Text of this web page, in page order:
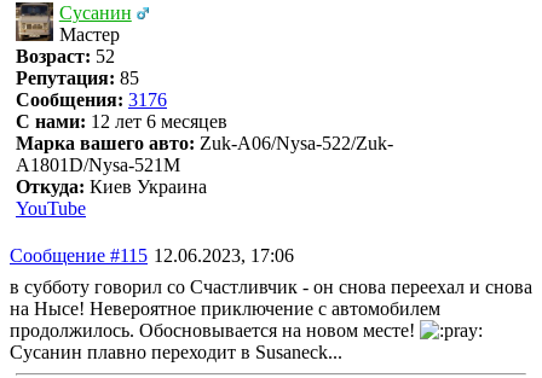
Сусанин
Мастер
Возраст: 52
Репутация: 85
Сообщения: 3176
С нами: 12 лет 6 месяцев
Марка вашего авто: Zuk-A06/Nysa-522/Zuk-
A1801D/Nysa-521M
Откуда: Киев Украина
YouTube
Сообщение #115 12.06.2023, 17:06
в субботу говорил со Счастливчик - он снова переехал и снова
на Нысе! Невероятное приключение с автомобилем
продолжилось. Обосновывается на новом месте!
Сусанин плавно переходит в Susaneck...